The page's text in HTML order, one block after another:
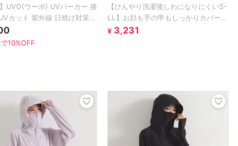
】UVO(ウーボ) UVパーカー 接
カット 紫外線 日焼け対策
ス
10%OFF
【ひんやり洗濯後しわになりにくいS-
LL】お顔も手の甲もしっかりカバー
日よけ・指穴付きUVパーカ
¥ 3,231